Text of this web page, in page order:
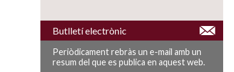
Butlletí electrònic
Periòdicament rebràs un e-mail amb un
resum del que es publica en aquest web.